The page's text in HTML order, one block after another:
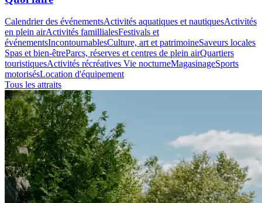
Calendrier des événementsActivités aquatiques et nautiquesActivités
en plein airActivités famillialesFestivals et
événementsIncontournablesCulture, art et patrimoineSaveurs locales
Spas et bien-êtreParcs, réserves et centres de plein airQuartiers
touristiquesActivités récréatives Vie nocturneMagasinageSports
motorisésLocation d'équipement
Tous les attraits